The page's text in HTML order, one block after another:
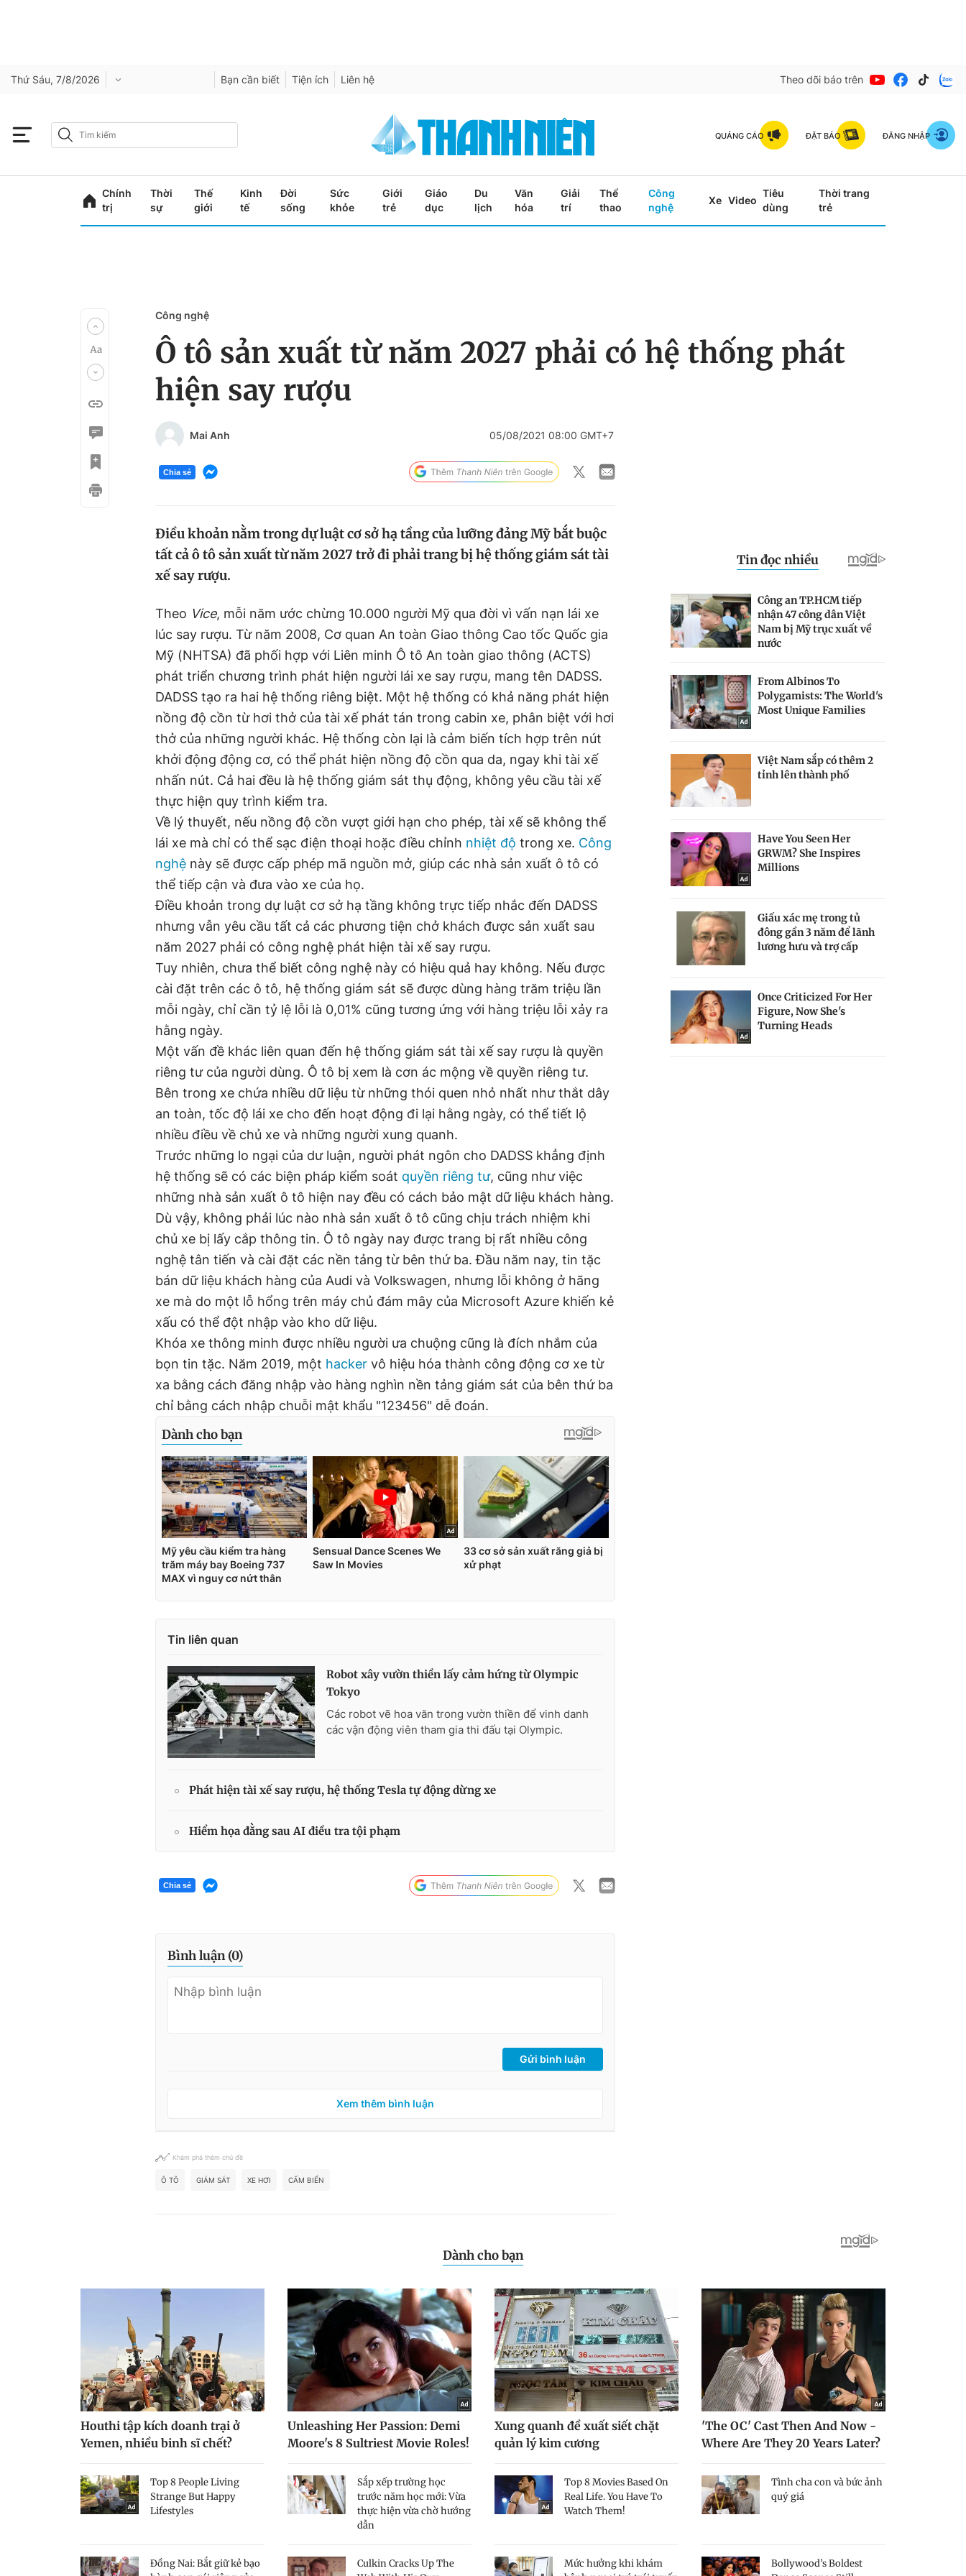
Thứ Sáu, 7/8/2026 Bạn cần biết Tiện ích Liên hệ Theo dõi báo trên
QUẢNG CÁO ĐẶT BÁO ĐĂNG NHẬP
Chính
trị
Thời
sự
Thế
giới
Kinh
tế
Đời
sống
Sức
khỏe
Giới
trẻ
Giáo
dục
Du
lịch
Văn
hóa
Giải
trí
Thể
thao
Công
nghệ
Xe Video
Tiêu
dùng
Thời trang
trẻ
Công nghệ
Ô tô sản xuất từ năm 2027 phải có hệ thống phát
hiện say rượu
Mai Anh 05/08/2021 08:00 GMT+7
Chia sẻ
Điều khoản nằm trong dự luật cơ sở hạ tầng của lưỡng đảng Mỹ bắt buộc
tất cả ô tô sản xuất từ năm 2027 trở đi phải trang bị hệ thống giám sát tài
xế say rượu.
Theo Vice, mỗi năm ước chừng 10.000 người Mỹ qua đời vì vấn nạn lái xe
lúc say rượu. Từ năm 2008, Cơ quan An toàn Giao thông Cao tốc Quốc gia
Mỹ (NHTSA) đã phối hợp với Liên minh Ô tô An toàn giao thông (ACTS)
phát triển chương trình phát hiện người lái xe say rượu, mang tên DADSS.
DADSS tạo ra hai hệ thống riêng biệt. Một hệ thống có khả năng phát hiện
nồng độ cồn từ hơi thở của tài xế phát tán trong cabin xe, phân biệt với hơi
thở của những người khác. Hệ thống còn lại là cảm biến tích hợp trên nút
khởi động động cơ, có thể phát hiện nồng độ cồn qua da, ngay khi tài xế
nhấn nút. Cả hai đều là hệ thống giám sát thụ động, không yêu cầu tài xế
thực hiện quy trình kiểm tra.
Về lý thuyết, nếu nồng độ cồn vượt giới hạn cho phép, tài xế sẽ không thể
lái xe mà chỉ có thể sạc điện thoại hoặc điều chỉnh nhiệt độ trong xe. Công
nghệ này sẽ được cấp phép mã nguồn mở, giúp các nhà sản xuất ô tô có
thể tiếp cận và đưa vào xe của họ.
Điều khoản trong dự luật cơ sở hạ tầng không trực tiếp nhắc đến DADSS
nhưng vẫn yêu cầu tất cả các phương tiện chở khách được sản xuất sau
năm 2027 phải có công nghệ phát hiện tài xế say rượu.
Tuy nhiên, chưa thể biết công nghệ này có hiệu quả hay không. Nếu được
cài đặt trên các ô tô, hệ thống giám sát sẽ được dùng hàng trăm triệu lần
mỗi ngày, chỉ cần tỷ lệ lỗi là 0,01% cũng tương ứng với hàng triệu lỗi xảy ra
hằng ngày.
Một vấn đề khác liên quan đến hệ thống giám sát tài xế say rượu là quyền
riêng tư của người dùng. Ô tô bị xem là cơn ác mộng về quyền riêng tư.
Bên trong xe chứa nhiều dữ liệu từ những thói quen nhỏ nhất như thắt dây
an toàn, tốc độ lái xe cho đến hoạt động đi lại hằng ngày, có thể tiết lộ
nhiều điều về chủ xe và những người xung quanh.
Trước những lo ngại của dư luận, người phát ngôn cho DADSS khẳng định
hệ thống sẽ có các biện pháp kiểm soát quyền riêng tư, cũng như việc
những nhà sản xuất ô tô hiện nay đều có cách bảo mật dữ liệu khách hàng.
Dù vậy, không phải lúc nào nhà sản xuất ô tô cũng chịu trách nhiệm khi
chủ xe bị lấy cắp thông tin. Ô tô ngày nay được trang bị rất nhiều công
nghệ tân tiến và cài đặt các nền tảng từ bên thứ ba. Đầu năm nay, tin tặc
bán dữ liệu khách hàng của Audi và Volkswagen, nhưng lỗi không ở hãng
xe mà do một lỗ hổng trên máy chủ đám mây của Microsoft Azure khiến kẻ
xấu có thể đột nhập vào kho dữ liệu.
Khóa xe thông minh được nhiều người ưa chuộng cũng là đích nhắm của
bọn tin tặc. Năm 2019, một hacker vô hiệu hóa thành công động cơ xe từ
xa bằng cách đăng nhập vào hàng nghìn nền tảng giám sát của bên thứ ba
chỉ bằng cách nhập chuỗi mật khẩu "123456" dễ đoán.
Tin liên quan
Robot xây vườn thiền lấy cảm hứng từ Olympic
Tokyo
Các robot vẽ hoa văn trong vườn thiền để vinh danh
các vận động viên tham gia thi đấu tại Olympic.
Phát hiện tài xế say rượu, hệ thống Tesla tự động dừng xe
Hiểm họa đằng sau AI điều tra tội phạm
Chia sẻ
Bình luận (0)
Gửi bình luận
Xem thêm bình luận
Khám phá thêm chủ đề
Ô TÔ GIÁM SÁT XE HƠI CẤM BIỂN